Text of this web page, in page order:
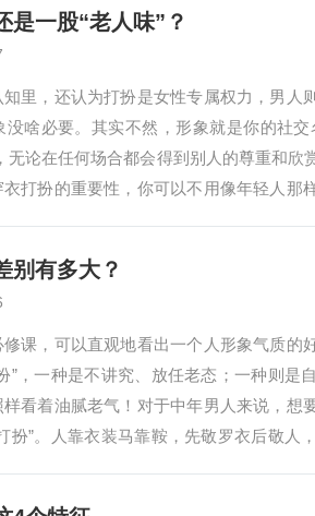
是一股“老人味”？
里，还认为打扮是女性专属权力，男人
啥必要。其实不然，形象就是你的社交
无论在任何场合都会得到别人的尊重和欣
打扮的重要性，你可以不用像年轻人那
别有多大？
课，可以直观地看出一个人形象气质的
”，一种是不讲究、放任老态；一种则是
看着油腻老气！对于中年男人来说，想
扮”。人靠衣装马靠鞍，先敬罗衣后敬人